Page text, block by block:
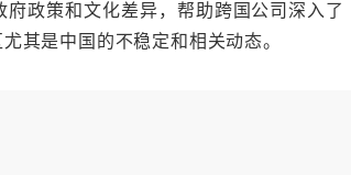
政策和文化差异，帮助跨国公司深入了
其是中国的不稳定和相关动态。